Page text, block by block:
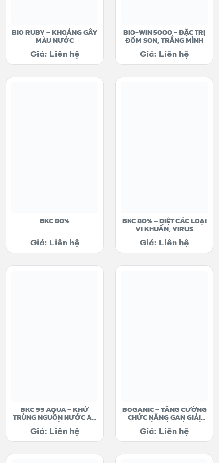
BIO RUBY – KHOÁNG GÂY
MÀU NƯỚC
Giá: Liên hệ
BIO-WIN 5000 – ĐẶC TRỊ
ĐỐM SON, TRẮNG MÌNH
Giá: Liên hệ
BKC 80%
Giá: Liên hệ
BKC 80% – DIỆT CÁC LOẠI
VI KHUẨN, VIRUS
Giá: Liên hệ
BKC 99 AQUA – KHỬ
TRÙNG NGUỒN NƯỚC AO
NUÔI
Giá: Liên hệ
BOGANIC – TĂNG CƯỜNG
CHỨC NĂNG GAN GIẢI
ĐỘC, GIÚP TIÊU HÓA TỐT
Giá: Liên hệ